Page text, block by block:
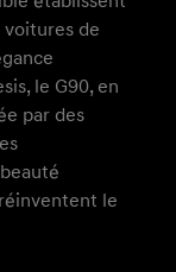
de
le G90, en
par des
le